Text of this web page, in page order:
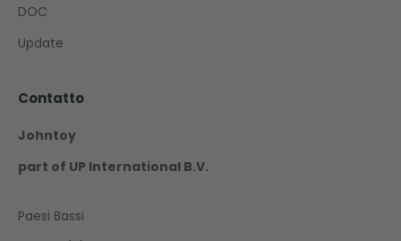
DOC
Update
Contatto
Johntoy
part of UP International B.V.
Paesi Bassi